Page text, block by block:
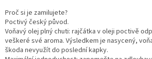
Proč si je zamilujete?
Poctivý český původ.
Voňavý olej plný chuti: rajčátka v oleji poctivě
veškeré své aroma. Výsledkem je nasycený,
škoda nevyužít do poslední kapky.